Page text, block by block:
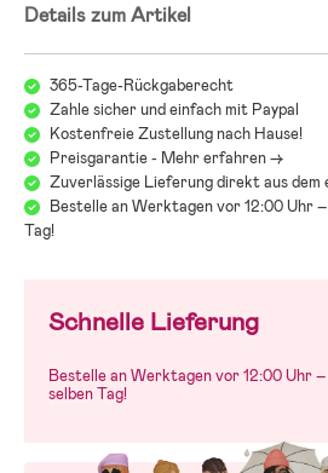
Details zum Artikel
365-Tage-Rückgaberecht
Zahle sicher und einfach mit Paypal
Kostenfreie Zustellung nach Hause!
Preisgarantie - Mehr erfahren ->
Zuverlässige Lieferung direkt aus dem
Bestelle an Werktagen vor 12:00 Uhr
Tag!
Schnelle Lieferung
Bestelle an Werktagen vor 12:00 Uhr –
selben Tag!